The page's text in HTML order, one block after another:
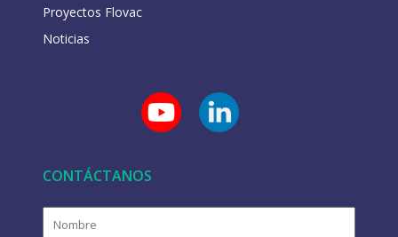
Proyectos Flovac
Noticias
CONTÁCTANOS